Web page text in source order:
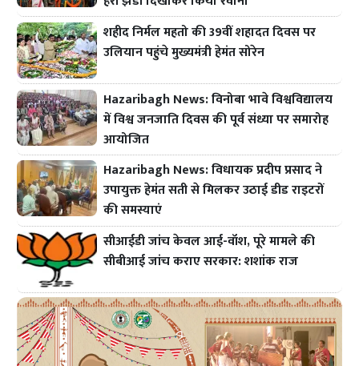
शहीद निर्मल महतो की 39वीं शहादत दिवस पर
उलियान पहुंचे मुख्यमंत्री हेमंत सोरेन
Hazaribagh News: विनोबा भावे विश्वविद्यालय
में विश्व जनजाति दिवस की पूर्व संध्या पर समारोह
आयोजित
Hazaribagh News: विधायक प्रदीप प्रसाद ने
उपायुक्त हेमंत सती से मिलकर उठाई डीड राइटरों
की समस्याएं
सीआईडी जांच केवल आई-वॉश, पूरे मामले की
सीबीआई जांच कराए सरकार: शशांक राज